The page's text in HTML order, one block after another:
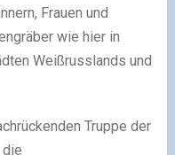
Frauen und
wie hier in
Weißrusslands und
Truppe der